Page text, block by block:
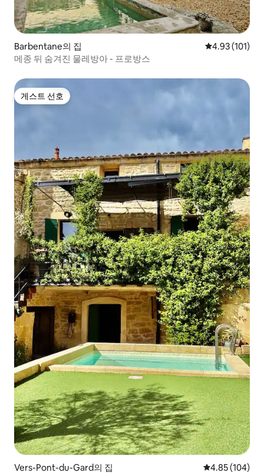
Barbentane의 집 평점 4.93점(5
4.93 (101)
메종 뒤 숨겨진 물레방아 - 프로방스
게스트 선호
게스트 선호
Vers-Pont-du-Gard의 집 평점 4.85점(5
4.85 (104)